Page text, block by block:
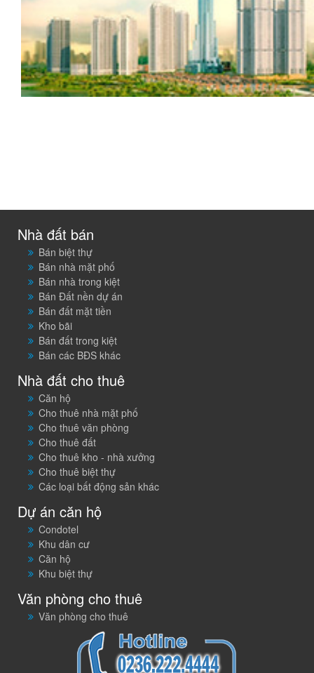
Nhà đất bán
Bán biệt thự
Bán nhà mặt phố
Bán nhà trong kiệt
Bán Đất nền dự án
Bán đất mặt tiền
Kho bãi
Bán đất trong kiệt
Bán các BĐS khác
Nhà đất cho thuê
Căn hộ
Cho thuê nhà mặt phố
Cho thuê văn phòng
Cho thuê đất
Cho thuê kho - nhà xưởng
Cho thuê biệt thự
Các loại bất động sản khác
Dự án căn hộ
Condotel
Khu dân cư
Căn hộ
Khu biệt thự
Văn phòng cho thuê
Văn phòng cho thuê